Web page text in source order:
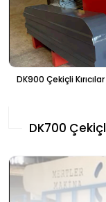
DK900 Çekiçli Kırıcılar
DK700 Çekiçli